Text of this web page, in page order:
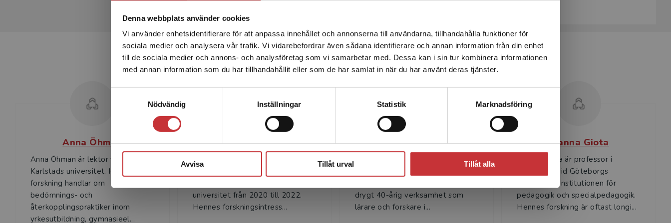
Denna webbplats använder cookies
Vi använder enhetsidentifierare för att anpassa innehållet och annonserna till användarna, tillhandahålla funktioner för
sociala medier och analysera vår trafik. Vi vidarebefordrar även sådana identifierare och annan information från din enhet
till de sociala medier och annons- och analysföretag som vi samarbetar med. Dessa kan i sin tur kombinera informationen
med annan information som du har tillhandahållit eller som de har samlat in när du har använt deras tjänster.
Nödvändig
Inställningar Statistik Marknadsföring
Avvisa Tillåt urval Tillåt alla
Det verkar som att du besöker studentlitteratur.se via en
enhet utanför Sverige. Vi erbjuder inte leveranser utanför
Sverige. För att kunna slutföra ett köp måste
leveransadressen vara i Sverige.Läs mer
Upplaga:
Första
Författare
Anna Öhman
Anna Öhman är lektor vid
Karlstads universitet. Hennes
forskning handlar om
bedömnings- och
återkopplingspraktiker inom
yrkesutbildning, gymnasieel...
Julie Allan
Julie Allan är professor i
universitet från 2020 till 2022.
Hennes forskningsintress...
Ingemar Emanuelsson
Ingemar Emanuelsson, professor
drygt 40-årig verksamhet som
lärare och forskare i...
Joanna Giota
Joanna Giota är professor i
pedagogik vid Göteborgs
universitet, Institutionen för
pedagogik och specialpedagogik.
Hennes forskning är oftast longi...